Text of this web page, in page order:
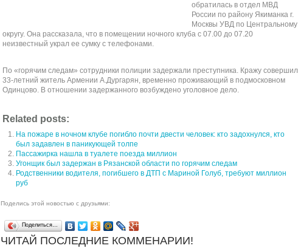
обратилась в отдел МВД
России по району Якиманка г.
Москвы УВД по Центральному
округу. Она рассказала, что в помещении ночного клуба с 07.00 до 07.20
неизвестный украл ее сумку с телефонами.
По «горячим следам» сотрудники полиции задержали преступника. Кражу совершил
33-летний житель Армении А.Дургарян, временно проживающий в подмосковном
Одинцово. В отношении задержанного возбуждено уголовное дело.
Related posts:
На пожаре в ночном клубе погибло почти двести человек: кто задохнулся, кто
был задавлен в паникующей толпе
Пассажирка нашла в туалете поезда миллион
Угонщик был задержан в Рязанской области по горячим следам
Родственники водителя, погибшего в ДТП с Мариной Голуб, требуют миллион
руб
Поделись этой новостью с друзьями:
Поделиться…
ЧИТАЙ ПОСЛЕДНИЕ КОММЕНАРИИ!